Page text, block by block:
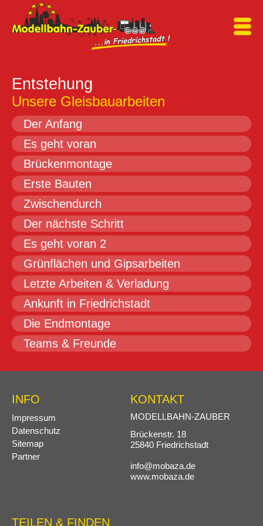
Entstehung
Unsere Gleisbauarbeiten
Der Anfang
Es geht voran
Brückenmontage
Erste Bauten
Zwischendurch
Der nächste Schritt
Es geht voran 2
Grünflächen und Gipsarbeiten
Letzte Arbeiten & Verladung
Ankunft in Friedrichstadt
Die Endmontage
Teams & Freunde
INFO
Navigation
überspringen
Impressum
Datenschutz
Sitemap
Partner
KONTAKT
MODELLBAHN-ZAUBER
Brückenstr. 18
25840 Friedrichstadt
info@mobaza.de
www.mobaza.de
TEILEN & FINDEN